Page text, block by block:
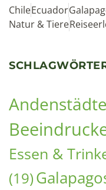
ChileEcuador
Natur & Tiere
Andenstädte
Essen &
(19)